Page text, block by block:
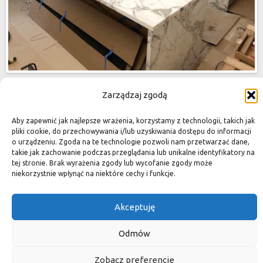
Zarządzaj zgodą
Aby zapewnić jak najlepsze wrażenia, korzystamy z technologii, takich jak
pliki cookie, do przechowywania i/lub uzyskiwania dostępu do informacji
o urządzeniu. Zgoda na te technologie pozwoli nam przetwarzać dane,
takie jak zachowanie podczas przeglądania lub unikalne identyfikatory na
tej stronie. Brak wyrażenia zgody lub wycofanie zgody może
niekorzystnie wpłynąć na niektóre cechy i funkcje.
Akceptuję
Odmów
Zobacz preferencje